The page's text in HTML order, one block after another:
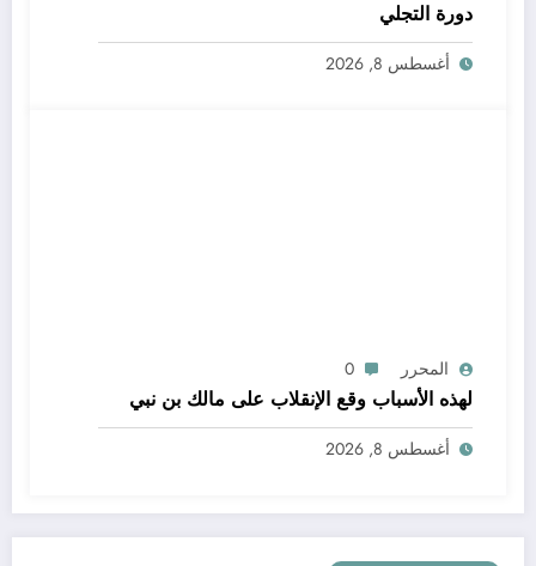
دورة التجلي
أغسطس 8, 2026
المحرر 0
لهذه الأسباب وقع الإنقلاب على مالك بن نبي
أغسطس 8, 2026